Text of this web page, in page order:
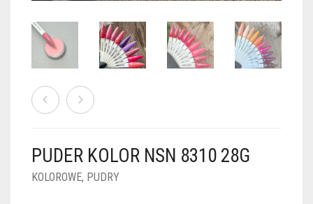
PUDRY ŚWIECĄCE
FOIL DIP
PUDER KOLOR NSN 8310 28G
KOLOROWE, PUDRY